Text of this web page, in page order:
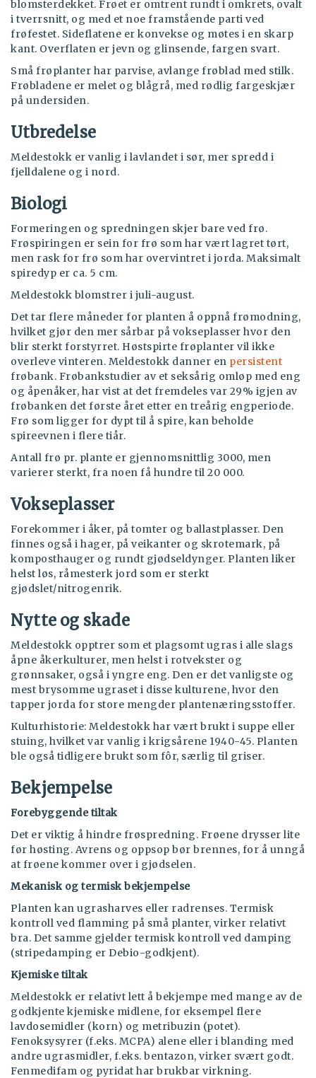
blomsterdekket. Frøet er omtrent rundt i omkrets, ovalt
i tverrsnitt, og med et noe framstående parti ved
frøfestet. Sideflatene er konvekse og møtes i en skarp
kant. Overflaten er jevn og glinsende, fargen svart.
Små frøplanter har parvise, avlange frøblad med stilk.
Frøbladene er melet og blågrå, med rødlig fargeskjær
på undersiden.
Utbredelse
Meldestokk er vanlig i lavlandet i sør, mer spredd i
fjelldalene og i nord.
Biologi
Formeringen og spredningen skjer bare ved frø.
Frøspiringen er sein for frø som har vært lagret tørt,
men rask for frø som har overvintret i jorda. Maksimalt
spiredyp er ca. 5 cm.
Meldestokk blomstrer i juli-august.
Det tar flere måneder for planten å oppnå frømodning,
hvilket gjør den mer sårbar på vokseplasser hvor den
blir sterkt forstyrret. Høstspirte frøplanter vil ikke
overleve vinteren. Meldestokk danner en persistent
frøbank. Frøbankstudier av et seksårig omløp med eng
og åpenåker, har vist at det fremdeles var 29% igjen av
frøbanken det første året etter en treårig engperiode.
Frø som ligger for dypt til å spire, kan beholde
spireevnen i flere tiår.
Antall frø pr. plante er gjennomsnittlig 3000, men
varierer sterkt, fra noen få hundre til 20 000.
Vokseplasser
Forekommer i åker, på tomter og ballastplasser. Den
finnes også i hager, på veikanter og skrotemark, på
komposthauger og rundt gjødseldynger. Planten liker
helst løs, råmesterk jord som er sterkt
gjødslet/nitrogenrik.
Nytte og skade
Meldestokk opptrer som et plagsomt ugras i alle slags
åpne åkerkulturer, men helst i rotvekster og
grønnsaker, også i yngre eng. Den er det vanligste og
mest brysomme ugraset i disse kulturene, hvor den
tapper jorda for store mengder plantenæringsstoffer.
Kulturhistorie: Meldestokk har vært brukt i suppe eller
stuing, hvilket var vanlig i krigsårene 1940-45. Planten
ble også tidligere brukt som fôr, særlig til griser.
Bekjempelse
Forebyggende tiltak
Det er viktig å hindre frøspredning. Frøene drysser lite
før høsting. Avrens og oppsop bør brennes, for å unngå
at frøene kommer over i gjødselen.
Mekanisk og termisk bekjempelse
Planten kan ugrasharves eller radrenses. Termisk
kontroll ved flamming på små planter, virker relativt
bra. Det samme gjelder termisk kontroll ved damping
(stripedamping er Debio-godkjent).
Kjemiske tiltak
Meldestokk er relativt lett å bekjempe med mange av de
godkjente kjemiske midlene, for eksempel flere
lavdosemidler (korn) og metribuzin (potet).
Fenoksysyrer (f.eks. MCPA) alene eller i blanding med
andre ugrasmidler, f.eks. bentazon, virker svært godt.
Fenmedifam og pyridat har brukbar virkning.